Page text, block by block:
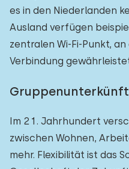
es in den Niederlanden
Ausland verfügen
zentralen Wi-Fi-Punkt,
Verbindung
Im 21. Jahrhundert
zwischen Wohnen,
mehr. Flexibilität ist das